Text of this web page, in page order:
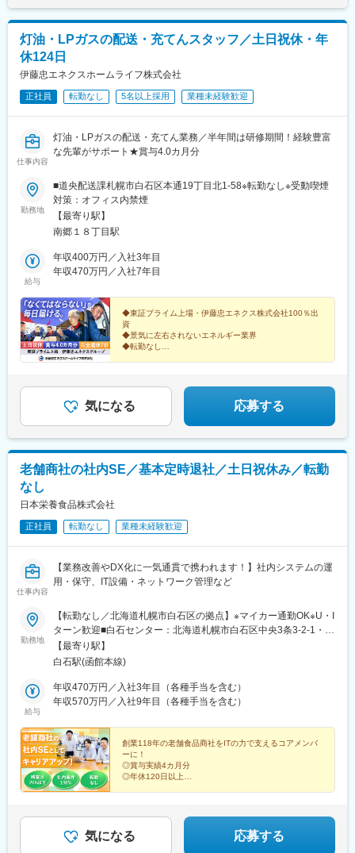
灯油・LPガスの配送・充てんスタッフ／土日祝休・年
休124日
伊藤忠エネクスホームライフ株式会社
正社員 転勤なし 5名以上採用 業種未経験歓迎
仕事内容
灯油・LPガスの配送・充てん業務／半年間は研修期間！経験豊富
な先輩がサポート★賞与4.0カ月分
勤務地
■道央配送課札幌市白石区本通19丁目北1-58※転勤なし※受動喫煙
対策：オフィス内禁煙
【最寄り駅】
南郷１８丁目駅
給与
年収400万円／入社3年目
年収470万円／入社7年目
◆東証プライム上場・伊藤忠エネクス株式会社100％出
資
◆景気に左右されないエネルギー業界
◆転勤なし
◆配送エリアは近隣のみ・急な配送対応なし
気になる 応募する
老舗商社の社内SE／基本定時退社／土日祝休み／転勤
なし
日本栄養食品株式会社
正社員 転勤なし 業種未経験歓迎
仕事内容
【業務改善やDX化に一気通貫で携われます！】社内システムの運
用・保守、IT設備・ネットワーク管理など
勤務地
【転勤なし／北海道札幌市白石区の拠点】※マイカー通勤OK※U・I
ターン歓迎■白石センター：北海道札幌市白石区中央3条3-2-1・
JR線「白石駅」より車で4分・中央バス「中央3条4丁目」より徒
歩5分＜受動喫煙対策あり：屋内原則禁煙＞
【最寄り駅】
白石駅(函館本線)
給与
年収470万円／入社3年目（各種手当を含む）
年収570万円／入社9年目（各種手当を含む）
創業118年の老舗食品商社をITの力で支えるコアメンバ
ーに！
◎賞与実績4カ月分
◎年休120日以上
◎スキルUPサポート制度充実
◎「健康経営優良法人」4年連続認定
気になる 応募する